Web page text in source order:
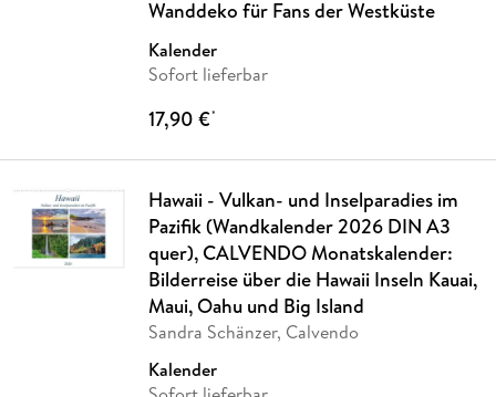
Wanddeko für Fans der Westküste
Kalender
Sofort lieferbar
17,90 €*
Hawaii - Vulkan- und Inselparadies im
Pazifik (Wandkalender 2026 DIN A3
quer), CALVENDO Monatskalender:
Bilderreise über die Hawaii Inseln Kauai,
Maui, Oahu und Big Island
Sandra Schänzer, Calvendo
Kalender